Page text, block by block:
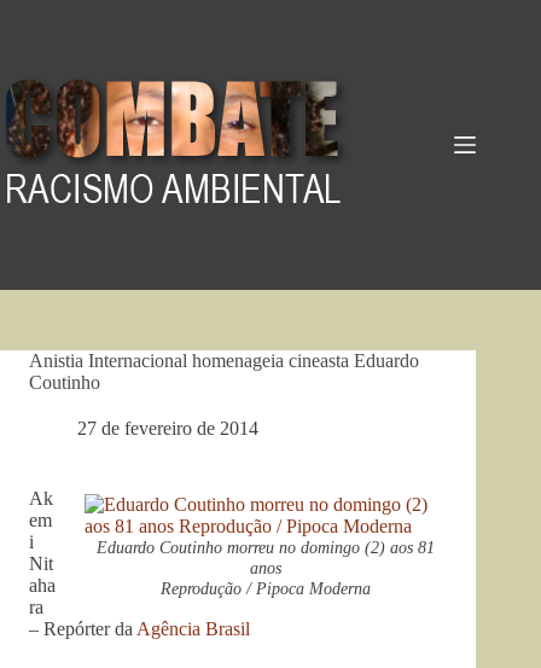
Anistia Internacional homenageia cineasta Eduardo
Coutinho
27 de fevereiro de 2014
Eduardo Coutinho morreu no domingo (2) aos 81
anos
Reprodução / Pipoca Moderna
Ak
em
i
Nit
aha
ra
– Repórter da Agência Brasil